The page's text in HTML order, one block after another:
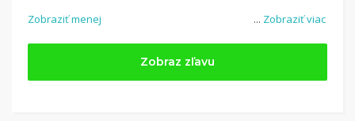
... Zobraziť viac
Zobraziť menej
Zobraz zľavu